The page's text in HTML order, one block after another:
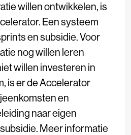
willen ontwikkelen, is
Een systeem
en subsidie. Voor
nog willen leren
willen investeren in
is er de Accelerator
en
naar eigen
Meer informatie